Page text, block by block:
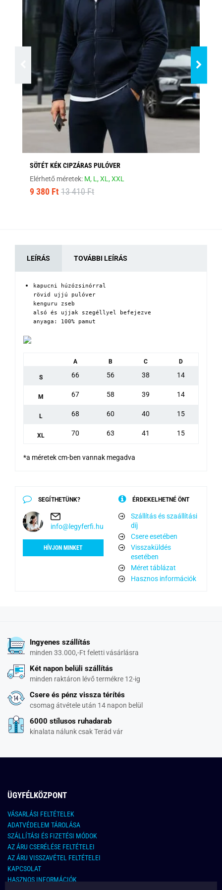
SÖTÉT KÉK CIPZÁRAS PULÓVER
Elérhető méretek: M, L,XL,XXL
9 380 Ft 13 410 Ft
LEÍRÁS TOVÁBBI LEÍRÁS
kapucni húzózsinórral
rövid ujjú pulóver
kenguru zseb
alsó és ujjak szegéllyel befejezve
anyaga: 100% pamut
A B C D
S 66 56 38 14
M 67 58 39 14
L 68 60 40 15
XL 70 63 41 15
*a méretek cm-ben vannak megadva
SEGÍTHETÜNK?
info@legyferfi.hu
HÍVJON MINKET
ÉRDEKELHETNÉ ÖNT
Szállítás és szaállítási
díj
Csere esetében
Visszaküldés
esetében
Méret táblázat
Hasznos információk
Ingyenes szállítás
minden 33.000,-Ft feletti vásárlásra
Két napon belüli szállítás
minden raktáron lévő termékre 12-ig
Csere és pénz vissza térítés
csomag átvétele után 14 napon belül
6000 stílusos ruhadarab
kínalata nálunk csak Terád vár
ÜGYFÉLKÖZPONT
VÁSARLÁSI FELTÉTELEK
ADATVÉDELEM TÁROLÁSA
SZÁLLÍTÁSI ÉS FIZETÉSI MÓDOK
AZ ÁRU CSERÉLÉSE FELTÉTELEI
AZ ÁRU VISSZAVÉTEL FELTÉTELEI
KAPCSOLAT
HASZNOS INFORMÁCIÓK